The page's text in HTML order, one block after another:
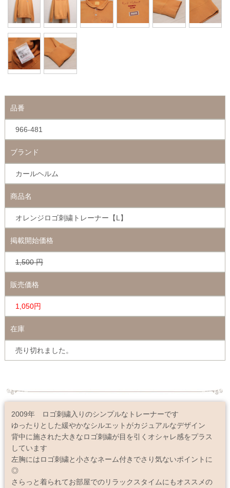
品番
966-481
ブランド
カールヘルム
商品名
オレンジロゴ刺繍トレーナー【L】
掲載開始価格
1,500 円
販売価格
1,050円
在庫
売り切れました。
2009年 ロゴ刺繍入りのシンプルなトレーナーです
ゆったりとした緩やかなシルエットがカジュアルなデザイン
背中に施された大きなロゴ刺繍が目を引くオシャレ感をプラス
しています
左胸にはロゴ刺繍と小さなネーム付きでさり気ないポイントに
◎
さらっと着られてお部屋でのリラックスタイムにもオススメの